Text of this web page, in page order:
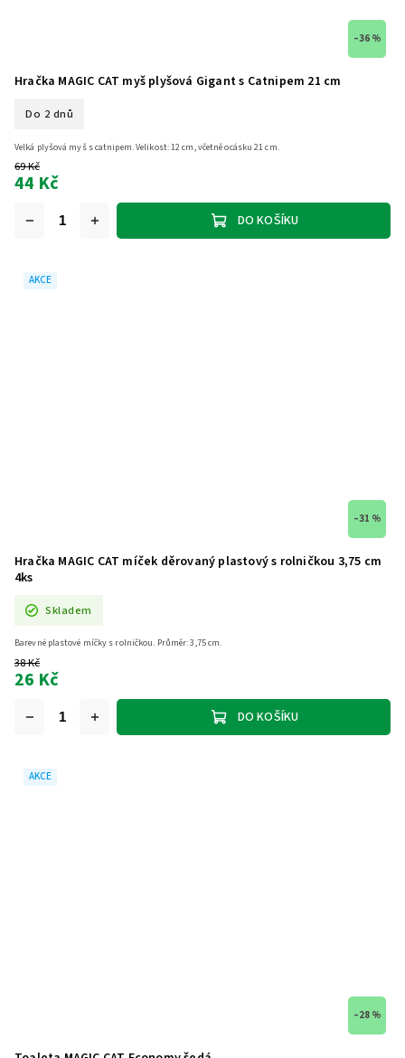
–36 %
Hračka MAGIC CAT myš plyšová Gigant s Catnipem 21 cm
Do 2 dnů
69 Kč
44 Kč
DO KOŠÍKU
Velká plyšová myš s catnipem. Velikost: 12 cm, včetně ocásku 21 cm.
AKCE
–31 %
Hračka MAGIC CAT míček děrovaný plastový s rolničkou 3,75 cm
4ks
Skladem
38 Kč
26 Kč
DO KOŠÍKU
Barevné plastové míčky s rolničkou. Průměr: 3,75 cm.
AKCE
–28 %